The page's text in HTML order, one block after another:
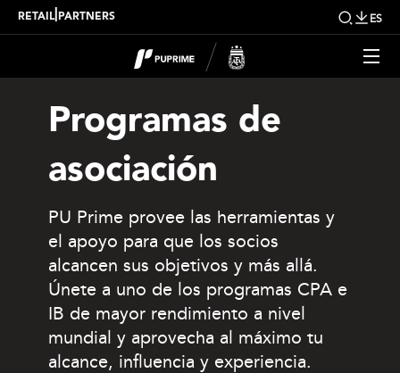
RETAIL PARTNERS ES
Programas de
asociación
PU Prime provee las herramientas y
el apoyo para que los socios
alcancen sus objetivos y más allá.
Únete a uno de los programas CPA e
IB de mayor rendimiento a nivel
mundial y aprovecha al máximo tu
alcance, influencia y experiencia.